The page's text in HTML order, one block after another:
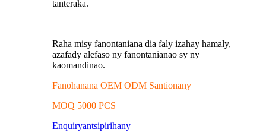
tanteraka.
Raha misy fanontaniana dia faly izahay hamaly,
azafady alefaso ny fanontanianao sy ny
kaomandinao.
Fanohanana OEM ODM Santionany
MOQ 5000 PCS
Enquiryantsipirihany